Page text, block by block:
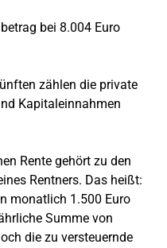
bei 8.004 Euro
zählen die private
Kapitaleinnahmen
Rente gehört zu den
Rentners. Das heißt:
monatlich 1.500 Euro
Summe von
die zu versteuernde